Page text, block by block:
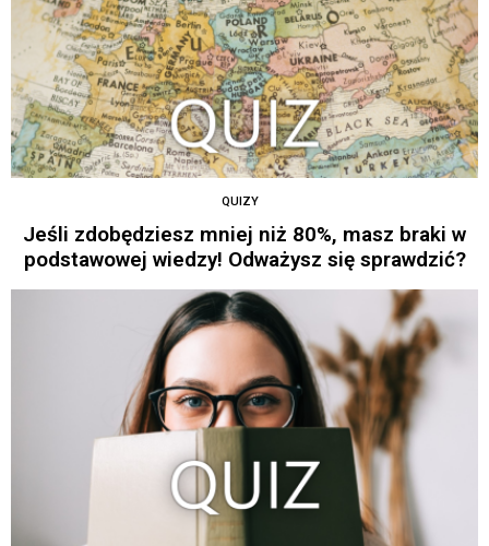
QUIZY
Jeśli zdobędziesz mniej niż 80%, masz braki w
podstawowej wiedzy! Odważysz się sprawdzić?